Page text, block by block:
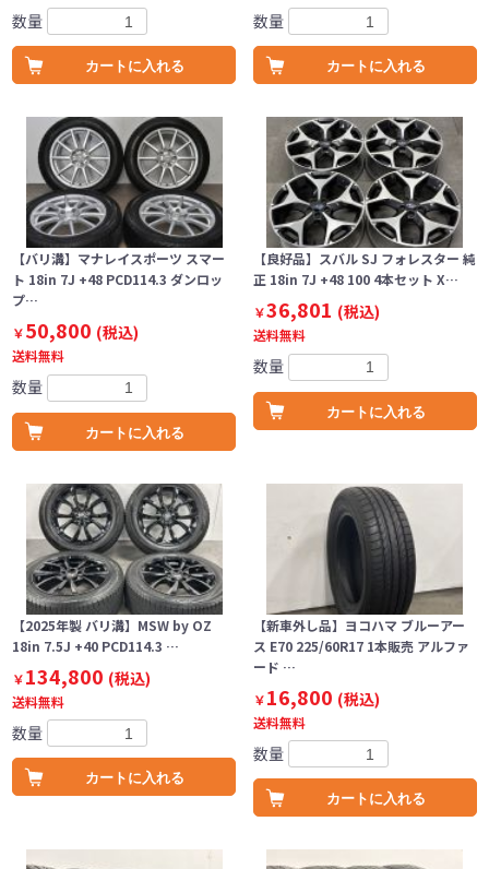
数量
カートに入れる
数量
カートに入れる
【バリ溝】マナレイスポーツ スマー
ト 18in 7J +48 PCD114.3 ダンロッ
プ…
￥50,800 (税込)
送料無料
数量
カートに入れる
【良好品】スバル SJ フォレスター 純
正 18in 7J +48 100 4本セット X…
￥36,801 (税込)
送料無料
数量
カートに入れる
【2025年製 バリ溝】MSW by OZ
18in 7.5J +40 PCD114.3 …
￥134,800 (税込)
送料無料
数量
カートに入れる
【新車外し品】ヨコハマ ブルーアー
ス E70 225/60R17 1本販売 アルファ
ード …
￥16,800 (税込)
送料無料
数量
カートに入れる